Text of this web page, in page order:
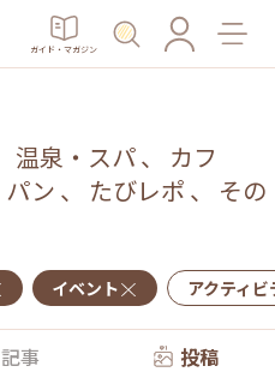
ガイド・マガジン
温泉・スパ、 カフ
パン 、 たびレポ 、 その
イベント アクティ
記事 投稿